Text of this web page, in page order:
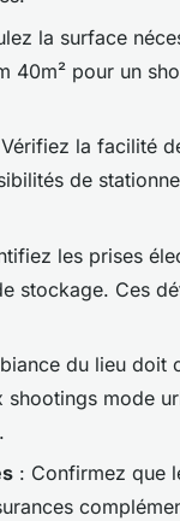
la surface
40m² pour un
la facilité
de
les prises
stockage. Ces
du lieu doit
mode
: Confirmez que